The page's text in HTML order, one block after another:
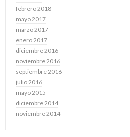
febrero 2018
mayo 2017
marzo 2017
enero 2017
diciembre 2016
noviembre 2016
septiembre 2016
julio 2016
mayo 2015
diciembre 2014
noviembre 2014